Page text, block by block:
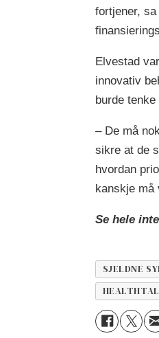
fortjener,
Elvestad
innovativ
burde
– De må
sikre at de
hvordan
kanskje
Se hele
SJELDNE